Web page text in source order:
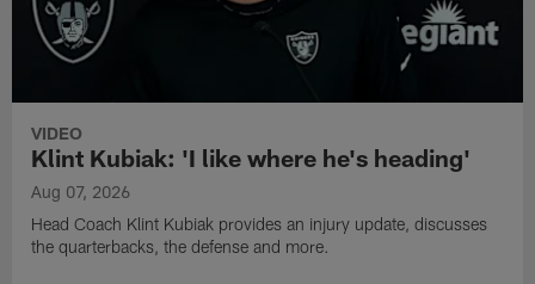
VIDEO
Klint Kubiak: 'I like where he's heading'
Aug 07, 2026
Head Coach Klint Kubiak provides an injury update, discusses
the quarterbacks, the defense and more.